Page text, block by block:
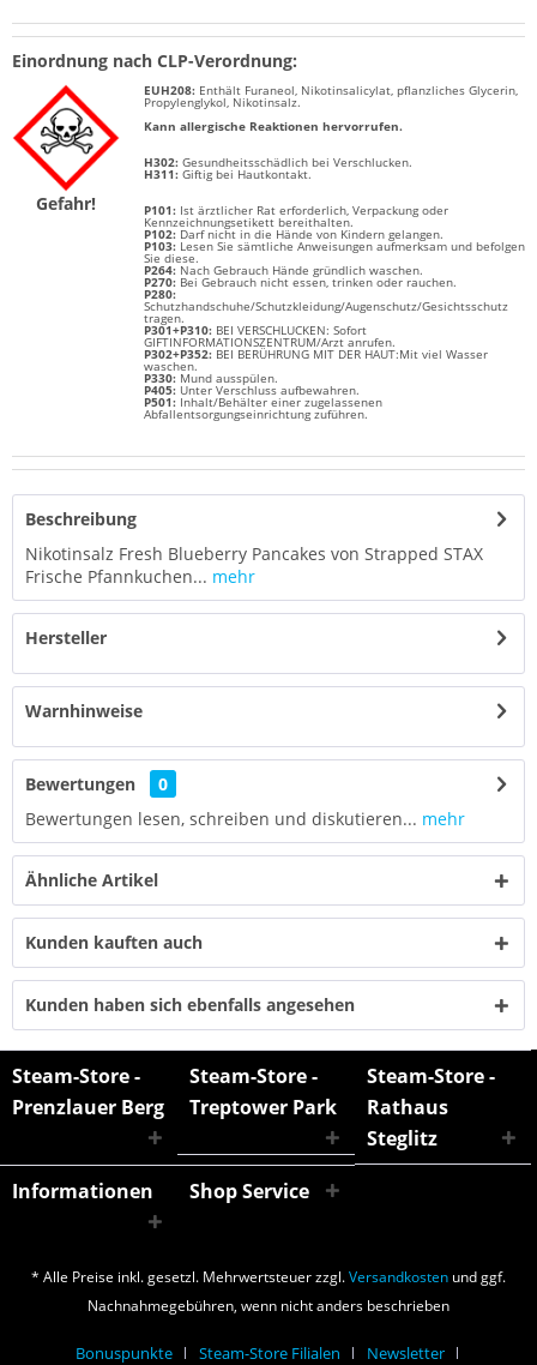
Einordnung nach CLP-Verordnung:
Gefahr!
EUH208: Enthält Furaneol, Nikotinsalicylat, pflanzliches Glycerin,
Propylenglykol, Nikotinsalz.
Kann allergische Reaktionen hervorrufen.
H302: Gesundheitsschädlich bei Verschlucken.
H311: Giftig bei Hautkontakt.
P101: Ist ärztlicher Rat erforderlich, Verpackung oder
Kennzeichnungsetikett bereithalten.
P102: Darf nicht in die Hände von Kindern gelangen.
P103: Lesen Sie sämtliche Anweisungen aufmerksam und befolgen
Sie diese.
P264: Nach Gebrauch Hände gründlich waschen.
P270: Bei Gebrauch nicht essen, trinken oder rauchen.
P280:
Schutzhandschuhe/Schutzkleidung/Augenschutz/Gesichtsschutz
tragen.
P301+P310: BEI VERSCHLUCKEN: Sofort
GIFTINFORMATIONSZENTRUM/Arzt anrufen.
P302+P352: BEI BERÜHRUNG MIT DER HAUT:Mit viel Wasser
waschen.
P330: Mund ausspülen.
P405: Unter Verschluss aufbewahren.
P501: Inhalt/Behälter einer zugelassenen
Abfallentsorgungseinrichtung zuführen.
Beschreibung
Nikotinsalz Fresh Blueberry Pancakes von Strapped STAX
Frische Pfannkuchen... mehr
Hersteller
Warnhinweise
Bewertungen
0
Bewertungen lesen, schreiben und diskutieren... mehr
Ähnliche Artikel
Kunden kauften auch
Kunden haben sich ebenfalls angesehen
Steam-Store -
Prenzlauer Berg
Steam-Store -
Treptower Park
Steam-Store -
Rathaus
Steglitz
Informationen
Shop Service
* Alle Preise inkl. gesetzl. Mehrwertsteuer zzgl.Versandkosten und ggf.
Nachnahmegebühren, wenn nicht anders beschrieben
Bonuspunkte Steam-Store Filialen Newsletter